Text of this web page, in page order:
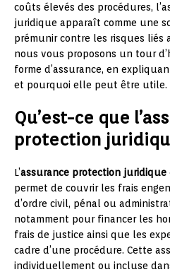
coûts élevés des procédures,
juridique apparaît comme une
prémunir contre les risques liés
nous vous proposons un tour
forme d’assurance, en
et pourquoi elle peut être utile.
Qu’est-ce que
protection
L’assurance protection juridique
permet de couvrir les frais
d’ordre civil, pénal ou
notamment pour financer les
frais de justice ainsi que les
cadre d’une procédure. Cette
individuellement ou incluse